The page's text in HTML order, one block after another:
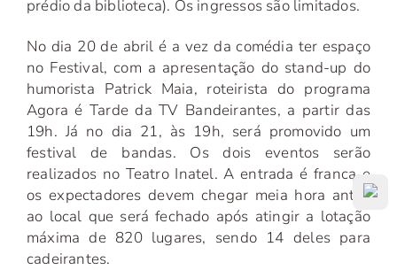
prédio da biblioteca). Os ingressos são limitados.
No dia 20 de abril é a vez da comédia ter espaço
no Festival, com a apresentação do stand-up do
humorista Patrick Maia, roteirista do programa
Agora é Tarde da TV Bandeirantes, a partir das
19h. Já no dia 21, às 19h, será promovido um
festival de bandas. Os dois eventos serão
realizados no Teatro Inatel. A entrada é franca e
os expectadores devem chegar meia hora antes
ao local que será fechado após atingir a lotação
máxima de 820 lugares, sendo 14 deles para
cadeirantes.